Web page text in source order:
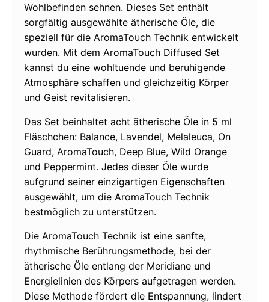
Wohlbefinden sehnen. Dieses Set enthält
sorgfältig ausgewählte ätherische Öle, die
speziell für die AromaTouch Technik entwickelt
wurden. Mit dem AromaTouch Diffused Set
kannst du eine wohltuende und beruhigende
Atmosphäre schaffen und gleichzeitig Körper
und Geist revitalisieren.
Das Set beinhaltet acht ätherische Öle in 5 ml
Fläschchen: Balance, Lavendel, Melaleuca, On
Guard, AromaTouch, Deep Blue, Wild Orange
und Peppermint. Jedes dieser Öle wurde
aufgrund seiner einzigartigen Eigenschaften
ausgewählt, um die AromaTouch Technik
bestmöglich zu unterstützen.
Die AromaTouch Technik ist eine sanfte,
rhythmische Berührungsmethode, bei der
ätherische Öle entlang der Meridiane und
Energielinien des Körpers aufgetragen werden.
Diese Methode fördert die Entspannung, lindert